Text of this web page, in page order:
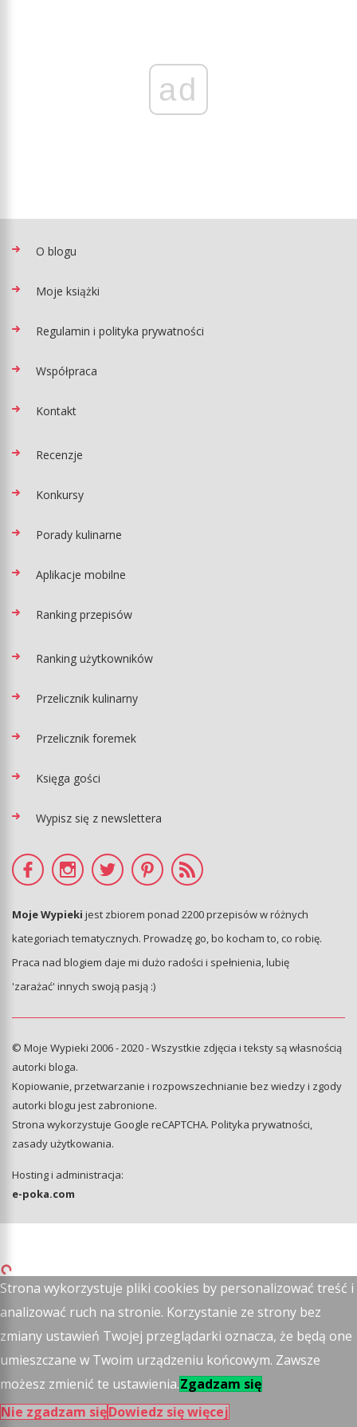
ad
O blogu
Moje książki
Regulamin i polityka prywatności
Współpraca
Kontakt
Recenzje
Konkursy
Porady kulinarne
Aplikacje mobilne
Ranking przepisów
Ranking użytkowników
Przelicznik kulinarny
Przelicznik foremek
Księga gości
Wypisz się z newslettera
Moje Wypieki jest zbiorem ponad 2200 przepisów w różnych
kategoriach tematycznych. Prowadzę go, bo kocham to, co robię.
Praca nad blogiem daje mi dużo radości i spełnienia, lubię
'zarażać' innych swoją pasją :)
© Moje Wypieki 2006 - 2020 - Wszystkie zdjęcia i teksty są własnością
autorki bloga.
Kopiowanie, przetwarzanie i rozpowszechnianie bez wiedzy i zgody
autorki blogu jest zabronione.
Strona wykorzystuje Google reCAPTCHA. Polityka prywatności,
zasady użytkowania.
Hosting i administracja:
e-poka.com
Strona wykorzystuje pliki cookies by personalizować treść i
analizować ruch na stronie. Korzystanie ze strony bez
zmiany ustawień Twojej przeglądarki oznacza, że będą one
umieszczane w Twoim urządzeniu końcowym. Zawsze
możesz zmienić te ustawienia.Zgadzam się
Nie zgadzam sięDowiedz się więcej